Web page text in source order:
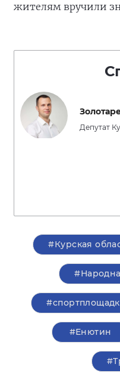
жителям вручили
Депутат
#Курская
#Енютин